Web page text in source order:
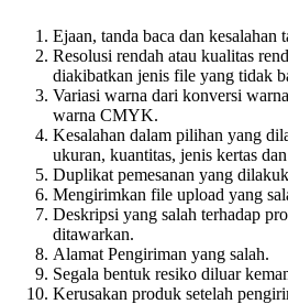
Ejaan, tanda baca dan kesalahan
Resolusi rendah atau kualitas
diakibatkan jenis file yang tidak
Variasi warna dari konversi
warna CMYK.
Kesalahan dalam pilihan yang
ukuran, kuantitas, jenis kertas
Duplikat pemesanan yang
Mengirimkan file upload yang
Deskripsi yang salah terhadap
ditawarkan.
Alamat Pengiriman yang salah.
Segala bentuk resiko diluar
Kerusakan produk setelah